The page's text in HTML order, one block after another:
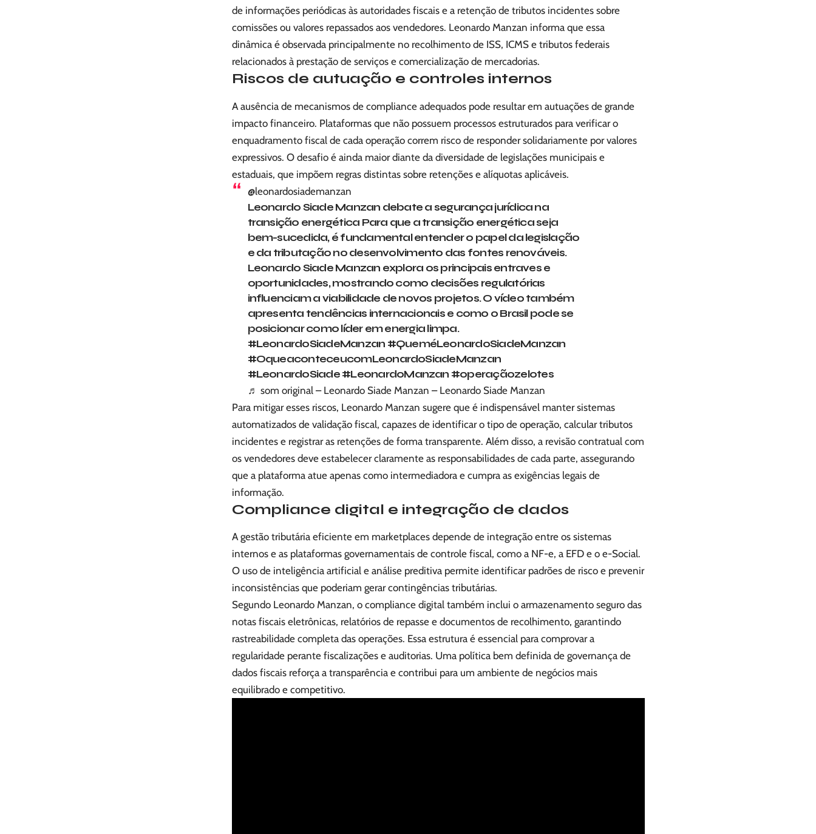
de informações periódicas às autoridades fiscais e a retenção de tributos incidentes sobre
comissões ou valores repassados aos vendedores. Leonardo Manzan informa que essa
dinâmica é observada principalmente no recolhimento de ISS, ICMS e tributos federais
relacionados à prestação de serviços e comercialização de mercadorias.
Riscos de autuação e controles internos
A ausência de mecanismos de compliance adequados pode resultar em autuações de grande
impacto financeiro. Plataformas que não possuem processos estruturados para verificar o
enquadramento fiscal de cada operação correm risco de responder solidariamente por valores
expressivos. O desafio é ainda maior diante da diversidade de legislações municipais e
estaduais, que impõem regras distintas sobre retenções e alíquotas aplicáveis.
@leonardosiademanzan
Leonardo Siade Manzan debate a segurança jurídica na
transição energética Para que a transição energética seja
bem-sucedida, é fundamental entender o papel da legislação
e da tributação no desenvolvimento das fontes renováveis.
Leonardo Siade Manzan explora os principais entraves e
oportunidades, mostrando como decisões regulatórias
influenciam a viabilidade de novos projetos. O vídeo também
apresenta tendências internacionais e como o Brasil pode se
posicionar como líder em energia limpa.
#LeonardoSiadeManzan #QueméLeonardoSiadeManzan
#OqueaconteceucomLeonardoSiadeManzan
#LeonardoSiade#LeonardoManzan #operaçãozelotes
♬ som original – Leonardo Siade Manzan – Leonardo Siade Manzan
Para mitigar esses riscos, Leonardo Manzan sugere que é indispensável manter sistemas
automatizados de validação fiscal, capazes de identificar o tipo de operação, calcular tributos
incidentes e registrar as retenções de forma transparente. Além disso, a revisão contratual com
os vendedores deve estabelecer claramente as responsabilidades de cada parte, assegurando
que a plataforma atue apenas como intermediadora e cumpra as exigências legais de
informação.
Compliance digital e integração de dados
A gestão tributária eficiente em marketplaces depende de integração entre os sistemas
internos e as plataformas governamentais de controle fiscal, como a NF-e, a EFD e o e-Social.
O uso de inteligência artificial e análise preditiva permite identificar padrões de risco e prevenir
inconsistências que poderiam gerar contingências tributárias.
Segundo Leonardo Manzan, o compliance digital também inclui o armazenamento seguro das
notas fiscais eletrônicas, relatórios de repasse e documentos de recolhimento, garantindo
rastreabilidade completa das operações. Essa estrutura é essencial para comprovar a
regularidade perante fiscalizações e auditorias. Uma política bem definida de governança de
dados fiscais reforça a transparência e contribui para um ambiente de negócios mais
equilibrado e competitivo.